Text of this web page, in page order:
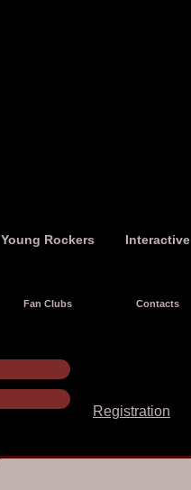
Young Rockers Interactive
Fan Clubs Contacts
Registration